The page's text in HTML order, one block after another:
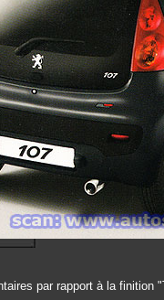
par rapport à la finition